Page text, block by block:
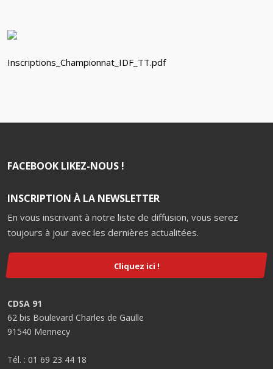
Inscriptions_Championnat_IDF_TT.pdf
FACEBOOK LIKEZ-NOUS !
INSCRIPTION À LA NEWSLETTER
En vous inscrivant à notre liste de diffusion, vous serez
toujours à jour avec les dernières actualitées.
Cliquez ici !
CDSA 91
62 bis Boulevard Charles de Gaulle
91540 Mennecy
Tél. : 01 69 23 44 18